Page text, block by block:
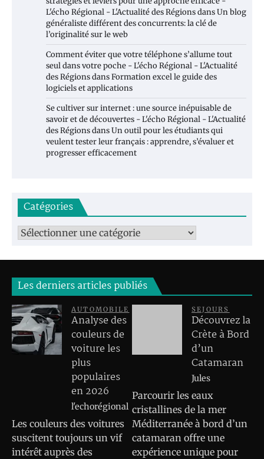
L'écho Régional - L'Actualité des RégionsdansUn blog
généraliste différent des concurrents: la clé de
l’originalité sur le web
Comment éviter que votre téléphone s’allume tout
seul dans votre poche - L'écho Régional - L'Actualité
des RégionsdansFormation excel le guide des
logiciels et applications
Se cultiver sur internet : une source inépuisable de
savoir et de découvertes - L'écho Régional - L'Actualité
des RégionsdansUn outil pour les étudiants qui
veulent tester leur français : apprendre, s’évaluer et
progresser efficacement
Catégories
Catégories
Les derniers articles publiés
AUTOMOBILE
Analyse des
couleurs de
voiture les
plus
populaires
en 2026
l'echorégional
Les couleurs des voitures
suscitent toujours un vif
intérêt auprès des
SEJOURS
Découvrez la
Crète à Bord
d’un
Catamaran
Jules
Parcourir les eaux
cristallines de la mer
Méditerranée à bord d’un
catamaran offre une
expérience unique pour